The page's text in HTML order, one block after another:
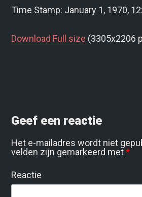
Time Stamp: January 1, 1970,
Download Full size (3305x2206
Geef een reactie
Het e-mailadres wordt niet
velden zijn gemarkeerd met*
Reactie